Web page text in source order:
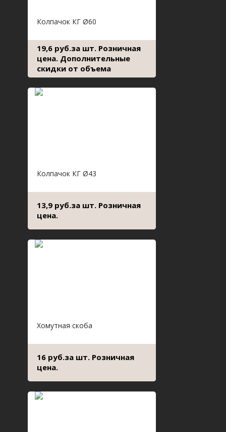
Колпачок КГ Ø60
19,6 руб.за шт. Розничная
цена. Дополнительные
скидки от объема
Колпачок КГ Ø43
13,9 руб.за шт. Розничная
цена.
Хомутная скоба
16 руб.за шт. Розничная
цена.